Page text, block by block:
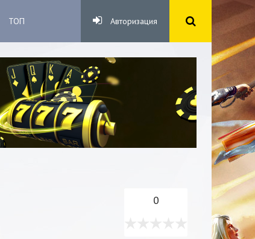
ТОП Авторизация
0